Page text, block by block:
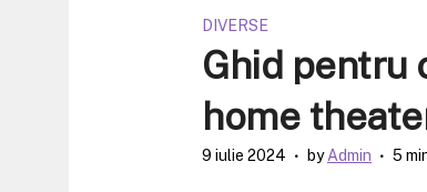
DIVERSE
Ghid pentru
home
9 iulie 2024 byAdmin 5